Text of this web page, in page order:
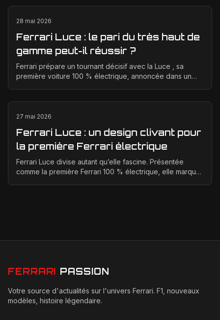
28 mai 2026
Ferrari Luce : le pari du très haut de
gamme peut-il réussir ?
Ferrari prépare un tournant décisif avec la Luce , sa
première voiture 100 % électrique, annoncée dans un
27 mai 2026
Ferrari Luce : un design clivant pour
la première Ferrari électrique
Ferrari Luce divise autant qu’elle fascine. Présentée
comme la première Ferrari 100 % électrique, elle marque
FERRARI PASSION
Votre source d'actualités sur l'univers Ferrari. F1, nouveaux
modèles, histoire légendaire.